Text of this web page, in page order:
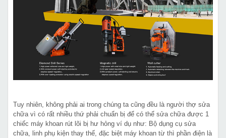
Tuy nhiên, không phải ai trong chúng ta cũng đều là người thợ sửa
chữa vì có rất nhiều thứ phải chuẩn bị để có thể sửa chữa được 1
chiếc máy khoan rút lõi bị hư hỏng ví dụ như: Bộ dụng cụ sửa
chữa, linh phụ kiện thay thế, đặc biệt máy khoan từ thì phần điện là